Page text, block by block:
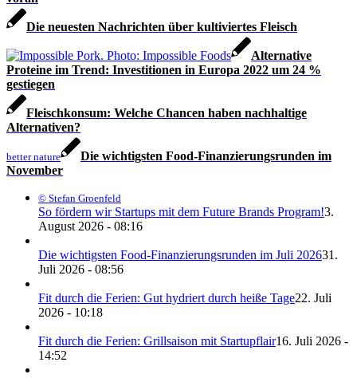
Die neuesten Nachrichten über kultiviertes Fleisch
Alternative
Proteine im Trend: Investitionen in Europa 2022 um 24 %
gestiegen
Fleischkonsum: Welche Chancen haben nachhaltige
Alternativen?
better nature
Die wichtigsten Food-Finanzierungsrunden im
November
© Stefan Groenfeld
So fördern wir Startups mit dem Future Brands Program!3.
August 2026 - 08:16
Die wichtigsten Food-Finanzierungsrunden im Juli 202631.
Juli 2026 - 08:56
Fit durch die Ferien: Gut hydriert durch heiße Tage22. Juli
2026 - 10:18
Fit durch die Ferien: Grillsaison mit Startupflair16. Juli 2026 -
14:52